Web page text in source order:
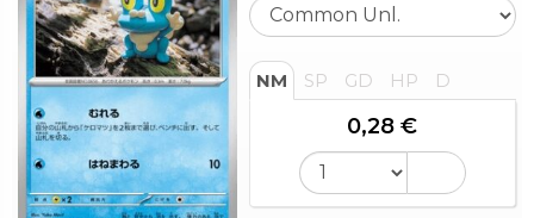
NM SP GD HP D
0,28 €